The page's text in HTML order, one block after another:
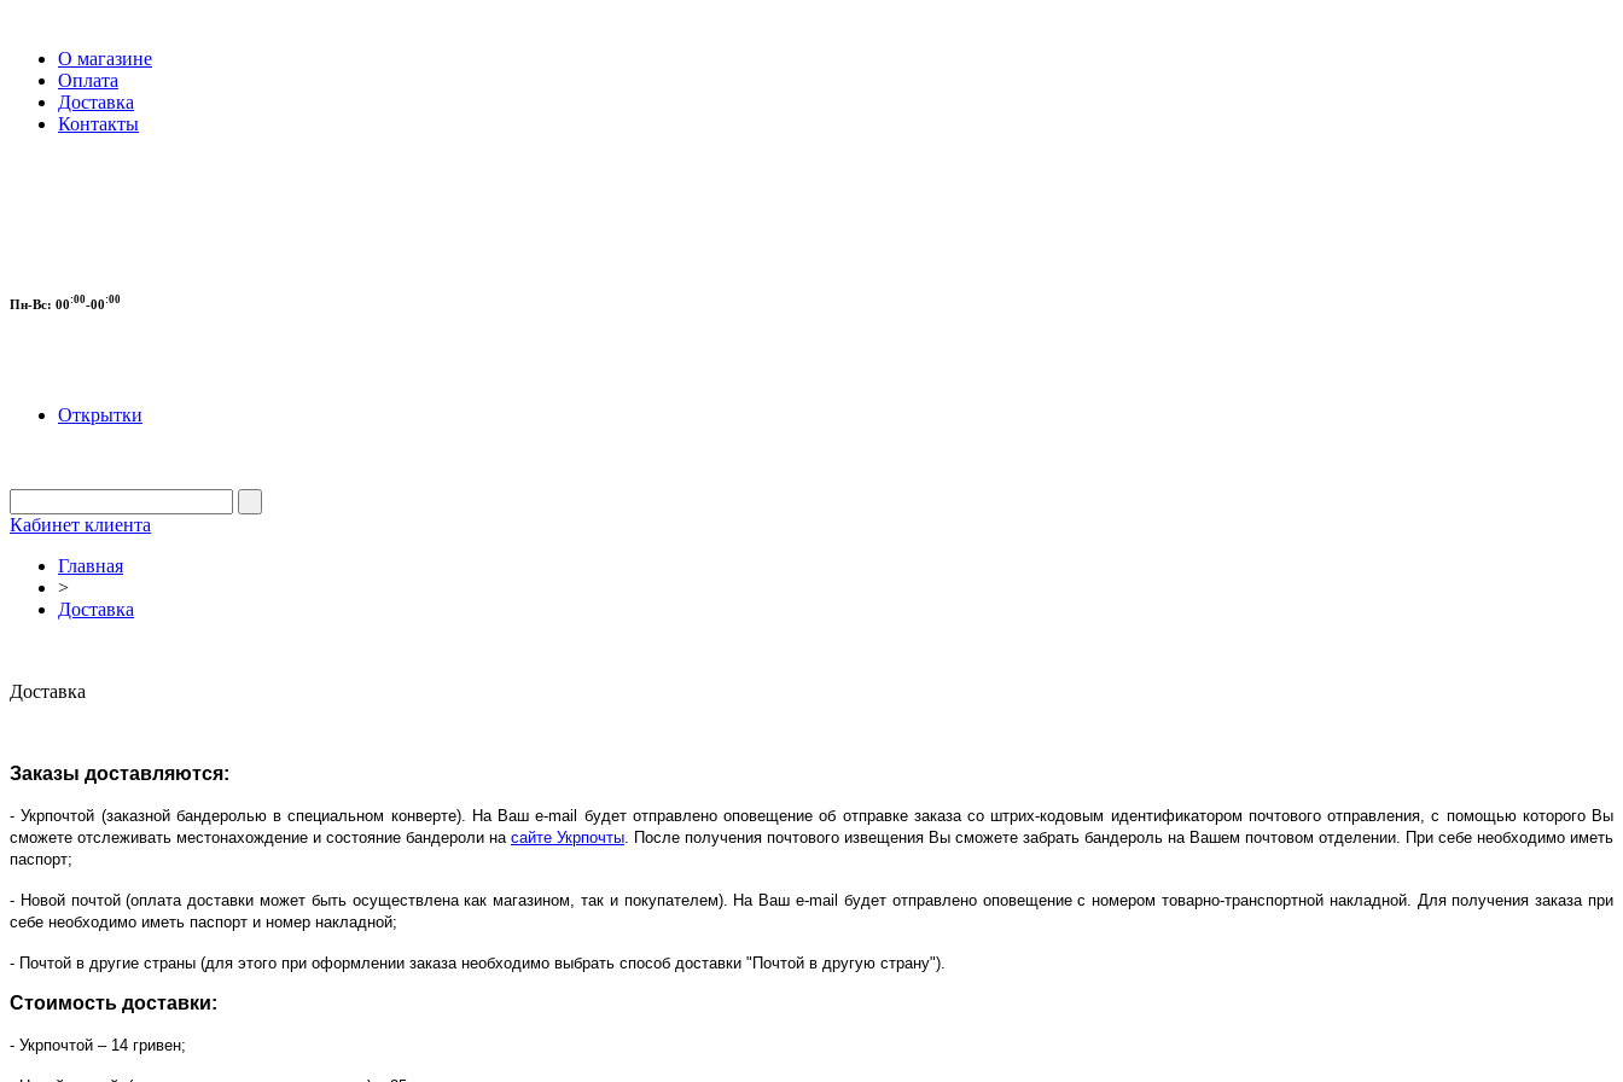
О магазине
Оплата
Доставка
Контакты
Пн-Вс: 00:00-00:00
Открытки
Кабинет клиента
Главная
>
Доставка
Доставка
Заказы доставляются:
- Укрпочтой (заказной бандеролью в специальном конверте). На Ваш e-mail будет отправлено оповещение об отправке заказа со штрих-кодовым идентификатором почтового отправления, с помощью которого Вы
сможете отслеживать местонахождение и состояние бандероли на сайте Укрпочты . После получения почтового извещения Вы сможете забрать бандероль на Вашем почтовом отделении. При себе необходимо иметь
паспорт;
- Новой почтой (оплата доставки может быть осуществлена как магазином, так и покупателем). На Ваш e-mail будет отправлено оповещение с номером товарно-транспортной накладной. Для получения заказа при
себе необходимо иметь паспорт и номер накладной;
- Почтой в другие страны (для этого при оформлении заказа необходимо выбрать способ доставки "Почтой в другую страну").
Стоимость доставки:
- Укрпочтой – 14 гривен;